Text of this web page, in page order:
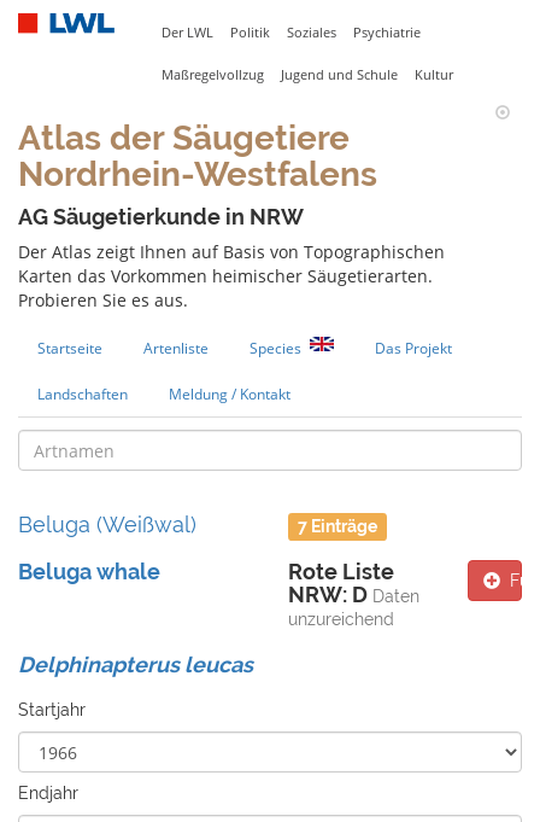
Der LWL Politik Soziales Psychiatrie
Maßregelvollzug Jugend und Schule Kultur
Atlas der Säugetiere
Nordrhein-Westfalens
AG Säugetierkunde in NRW
Der Atlas zeigt Ihnen auf Basis von Topographischen
Karten das Vorkommen heimischer Säugetierarten.
Probieren Sie es aus.
Startseite Artenliste Species Das Projekt
Landschaften Meldung / Kontakt
Beluga (Weißwal) 7 Einträge
Beluga whale
Rote Liste
NRW: D Daten
unzureichend
Delphinapterus leucas
Startjahr
Endjahr